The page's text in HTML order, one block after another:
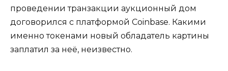
проведении транзакции аукционный дом
договорился с платформой Coinbase. Какими
именно токенами новый обладатель картины
заплатил за неё, неизвестно.